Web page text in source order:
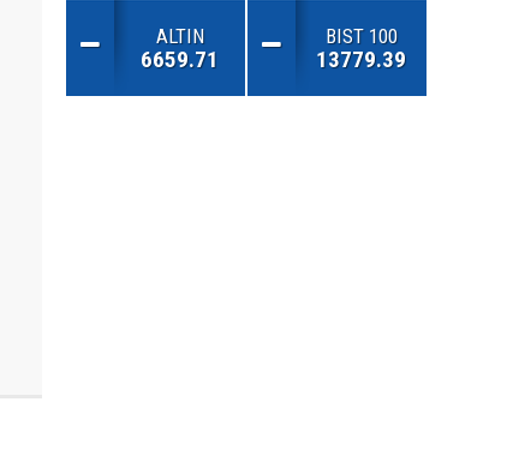
ALTIN
6659.71
BIST 100
13779.39